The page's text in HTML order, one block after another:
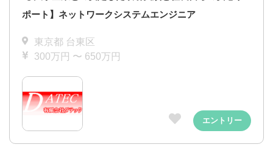
ポート】ネットワークシステムエンジニア
東京都 台東区
300万円 〜 650万円
エントリー